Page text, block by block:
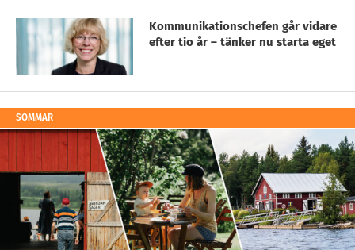
Kommunikationschefen går vidare
efter tio år – tänker nu starta eget
SOMMAR